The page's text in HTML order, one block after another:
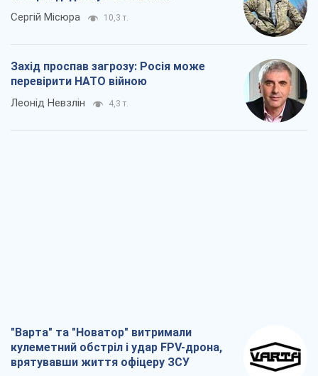
Сергій Місюра 10,3 т.
Захід проспав загрозу: Росія може
перевірити НАТО війною
Леонід Невзлін 4,3 т.
"Варта" та "Новатор" витримали
кулеметний обстріл і удар FPV-дрона,
врятувавши життя офіцеру ЗСУ